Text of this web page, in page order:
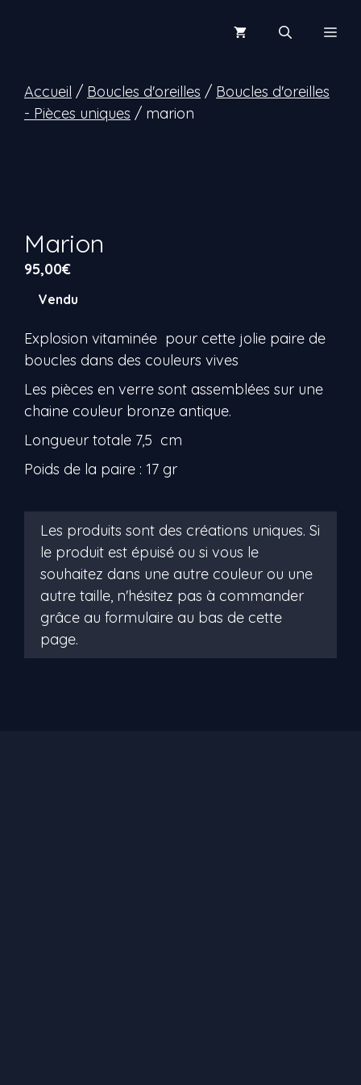
Accueil / Boucles d'oreilles / Boucles d'oreilles
- Pièces uniques / marion
Marion
95,00€
Vendu
Explosion vitaminée pour cette jolie paire de
boucles dans des couleurs vives
Les pièces en verre sont assemblées sur une
chaine couleur bronze antique.
Longueur totale 7,5 cm
Poids de la paire : 17 gr